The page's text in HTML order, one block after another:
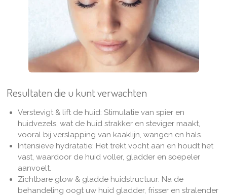
Resultaten die u kunt verwachten
Verstevigt & lift de huid: Stimulatie van spier en
huidvezels, wat de huid strakker en steviger maakt,
vooral bij verslapping van kaaklijn, wangen en hals.
Intensieve hydratatie: Het trekt vocht aan en houdt het
vast, waardoor de huid voller, gladder en soepeler
aanvoelt.
Zichtbare glow & gladde huidstructuur: Na de
behandeling oogt uw huid gladder, frisser en stralender